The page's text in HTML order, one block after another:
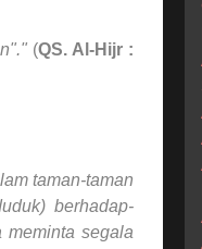
(QS. Al-Hijr :
taman-taman
berhadap-
meminta segala